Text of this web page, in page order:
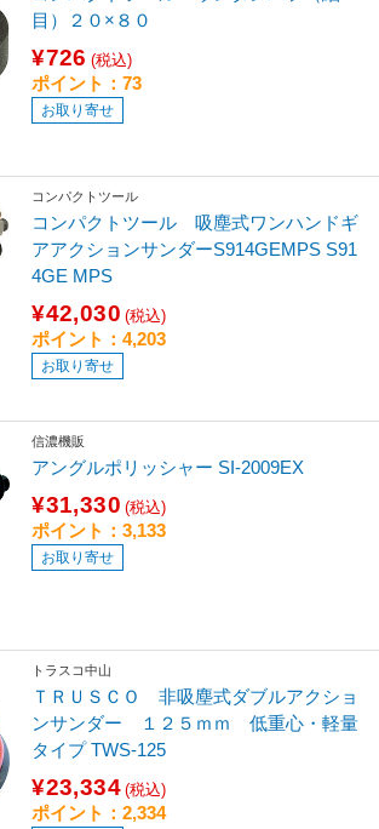
目）２０×８０
¥726 (税込)
ポイント：73
お取り寄せ
コンパクトツール
コンパクトツール 吸塵式ワンハンドギ
アアクションサンダーS914GEMPS S91
4GE MPS
¥42,030 (税込)
ポイント：4,203
お取り寄せ
信濃機販
アングルポリッシャー SI-2009EX
¥31,330 (税込)
ポイント：3,133
お取り寄せ
トラスコ中山
ＴＲＵＳＣＯ 非吸塵式ダブルアクショ
ンサンダー １２５ｍｍ 低重心・軽量
タイプ TWS-125
¥23,334 (税込)
ポイント：2,334